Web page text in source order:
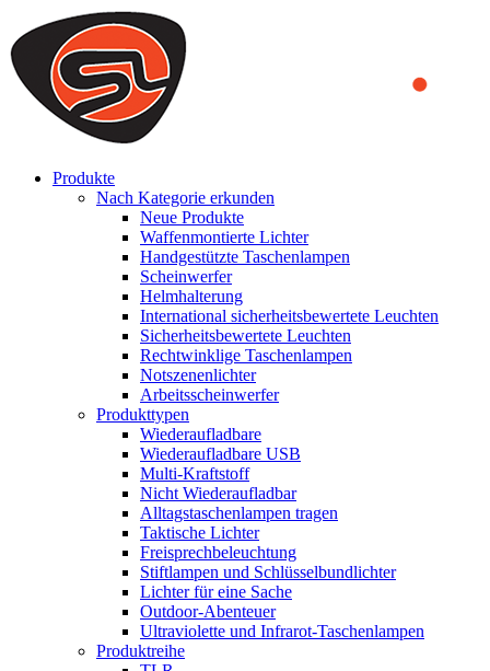
We use cookies to ensure that we provide you the best experience
on our website. By continuing to browse this website, you accept
that cookies are used to help us analyze how the website is used and
to offer you a better experience. To learn more or to find out how
you can disable cookies, you can access our
Produkte
Nach Kategorie erkunden
Neue Produkte
Waffenmontierte Lichter
Handgestützte Taschenlampen
Scheinwerfer
Helmhalterung
International sicherheitsbewertete Leuchten
Sicherheitsbewertete Leuchten
Rechtwinklige Taschenlampen
Notszenenlichter
Arbeitsscheinwerfer
Produkttypen
Wiederaufladbare
Wiederaufladbare USB
Multi-Kraftstoff
Nicht Wiederaufladbar
Alltagstaschenlampen tragen
Taktische Lichter
Freisprechbeleuchtung
Stiftlampen und Schlüsselbundlichter
Lichter für eine Sache
Outdoor-Abenteuer
Ultraviolette und Infrarot-Taschenlampen
Produktreihe